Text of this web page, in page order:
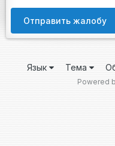
Отправить жалобу
Язык Тема
Powered